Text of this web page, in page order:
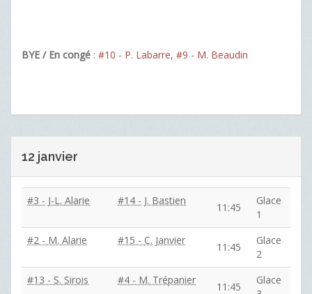
BYE / En congé : #10 - P. Labarre, #9 - M. Beaudin
12 janvier
#3 - J-L. Alarie #14 - J. Bastien
11:45
Glace
1
#2 - M. Alarie
#15 - C. Janvier
11:45
Glace
2
#13 - S. Sirois
#4 - M. Trépanier
11:45
Glace